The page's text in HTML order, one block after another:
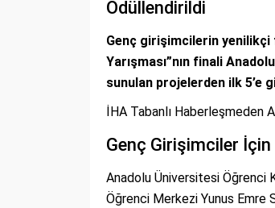
Ödüllendirildi
Genç girişimcilerin yenilikçi
Yarışması”nın finali
sunulan projelerden ilk 5’e
İHA Tabanlı Haberleşmeden
Genç Girişimciler İçin
Anadolu Üniversitesi Öğrenci
Öğrenci Merkezi Yunus Emre